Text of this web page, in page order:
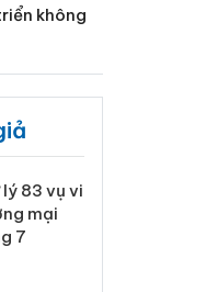
không
83 vụ vi
mại
7